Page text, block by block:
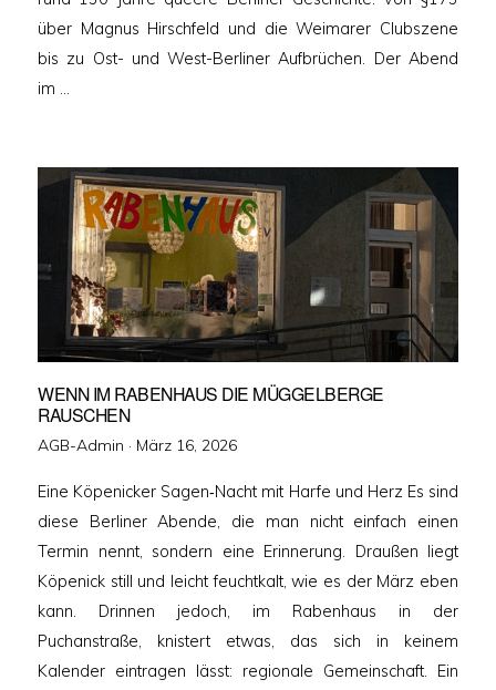
über Magnus Hirschfeld und die Weimarer Clubszene
bis zu Ost- und West-Berliner Aufbrüchen. Der Abend
im …
WENN IM RABENHAUS DIE MÜGGELBERGE
RAUSCHEN
AGB-Admin · Veröffentlicht
März 16, 2026
Eine Köpenicker Sagen‑Nacht mit Harfe und Herz Es sind
diese Berliner Abende, die man nicht einfach einen
Termin nennt, sondern eine Erinnerung. Draußen liegt
Köpenick still und leicht feuchtkalt, wie es der März eben
kann. Drinnen jedoch, im Rabenhaus in der
Puchanstraße, knistert etwas, das sich in keinem
Kalender eintragen lässt: regionale Gemeinschaft. Ein